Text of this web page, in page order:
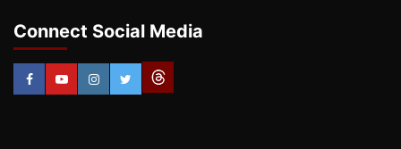
Connect Social Media